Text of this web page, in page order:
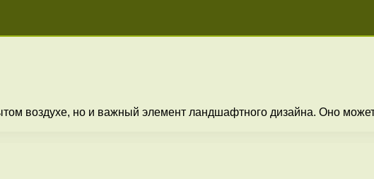
воздухе, но и важный элемент ландшафтного дизайна. Оно